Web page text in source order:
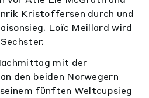
Kristoffersen durch und
Loïc Meillard wird
mit der
den beiden Norwegern
fünften Weltcupsieg